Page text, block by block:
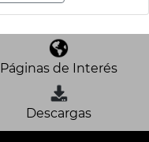
Páginas de Interés
Descargas